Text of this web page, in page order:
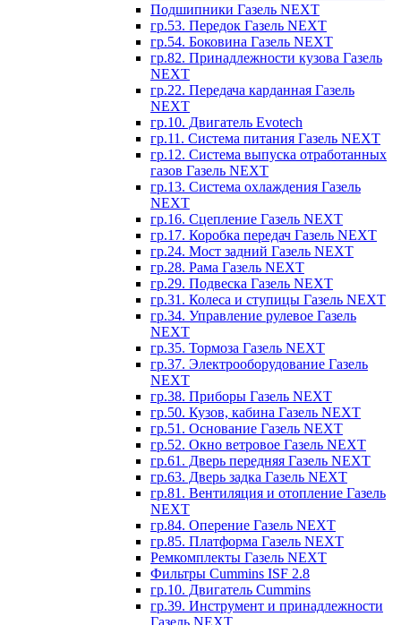
Подшипники Газель NEXT
гр.53. Передок Газель NEXT
гр.54. Боковина Газель NEXT
гр.82. Принадлежности кузова Газель
NEXT
гр.22. Передача карданная Газель
NEXT
гр.10. Двигатель Evotech
гр.11. Система питания Газель NEXT
гр.12. Система выпуска отработанных
газов Газель NEXT
гр.13. Система охлаждения Газель
NEXT
гр.16. Сцепление Газель NEXT
гр.17. Коробка передач Газель NEXT
гр.24. Мост задний Газель NEXT
гр.28. Рама Газель NEXT
гр.29. Подвеска Газель NEXT
гр.31. Колеса и ступицы Газель NEXT
гр.34. Управление рулевое Газель
NEXT
гр.35. Тормоза Газель NEXT
гр.37. Электрооборудование Газель
NEXT
гр.38. Приборы Газель NEXT
гр.50. Кузов, кабина Газель NEXT
гр.51. Основание Газель NEXT
гр.52. Окно ветровое Газель NEXT
гр.61. Дверь передняя Газель NEXT
гр.63. Дверь задка Газель NEXT
гр.81. Вентиляция и отопление Газель
NEXT
гр.84. Оперение Газель NEXT
гр.85. Платформа Газель NEXT
Ремкомплекты Газель NEXT
Фильтры Cummins ISF 2.8
гр.10. Двигатель Cummins
гр.39. Инструмент и принадлежности
Газель NEXT